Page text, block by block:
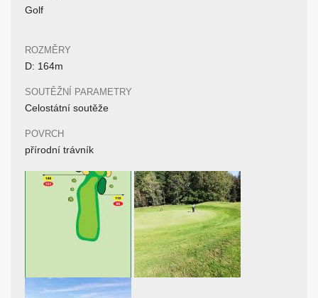
Golf
ROZMĚRY
D: 164m
SOUTĚŽNÍ PARAMETRY
Celostátní soutěže
POVRCH
přírodní trávník